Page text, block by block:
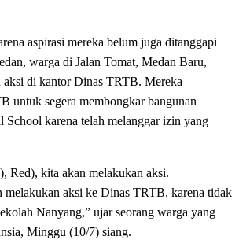
aspirasi mereka belum juga ditanggapi
warga di Jalan Tomat, Medan Baru,
aksi di kantor Dinas TRTB. Mereka
untuk segera membongkar bangunan
School karena telah melanggar izin yang
Red), kita akan melakukan aksi.
melakukan aksi ke Dinas TRTB, karena tidak
Nanyang,” ujar seorang warga yang
Minggu (10/7) siang.